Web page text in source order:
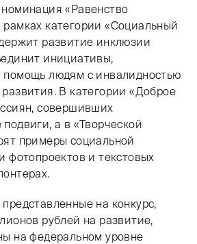
«Равенство
категории «Социальный
развитие инклюзии
инициативы,
помощь людям с инвалидностью
В категории «Доброе
совершивших
а в «Творческой
примеры социальной
фотопроектов и текстовых
на конкурс,
рублей на развитие,
на федеральном уровне